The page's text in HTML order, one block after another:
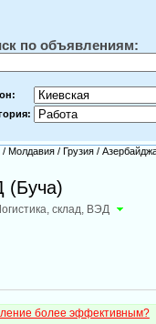
по объявлениям:
/ Молдавия / Грузия /
(Буча)
склад, ВЭД
более эффективным?